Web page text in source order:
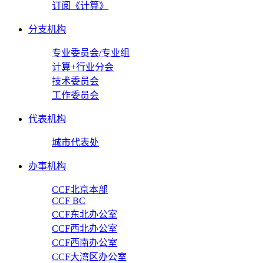
订阅《计算》
分支机构
专业委员会/专业组
计算+行业分会
技术委员会
工作委员会
代表机构
城市代表处
办事机构
CCF北京本部
CCF BC
CCF东北办公室
CCF西北办公室
CCF西南办公室
CCF大湾区办公室